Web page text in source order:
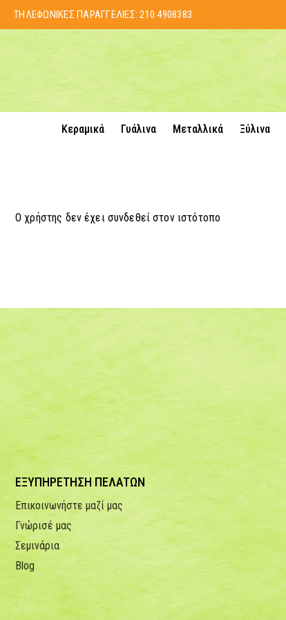
ΤΗΛΕΦΩΝΙΚΕΣ ΠΑΡΑΓΓΕΛΙΕΣ:210 4908383
Κεραμικά Γυάλινα Μεταλλικά Ξύλινα
Ο χρήστης δεν έχει συνδεθεί στον ιστότοπο
ΕΞΥΠΗΡΕΤΗΣΗ ΠΕΛΑΤΩΝ
Επικοινωνήστε μαζί μας
Γνώρισέ μας
Σεμινάρια
Blog